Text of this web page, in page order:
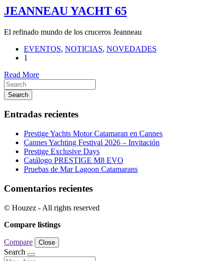
JEANNEAU YACHT 65
El refinado mundo de los cruceros Jeanneau
EVENTOS, NOTICIAS, NOVEDADES
1
Read More
Search
Entradas recientes
Prestige Yachts Motor Catamaran en Cannes
Cannes Yachting Festival 2026 – Invitación
Prestige Exclusive Days
Catálogo PRESTIGE M8 EVO
Pruebas de Mar Lagoon Catamarans
Comentarios recientes
© Houzez - All rights reserved
Compare listings
Compare Close
Search